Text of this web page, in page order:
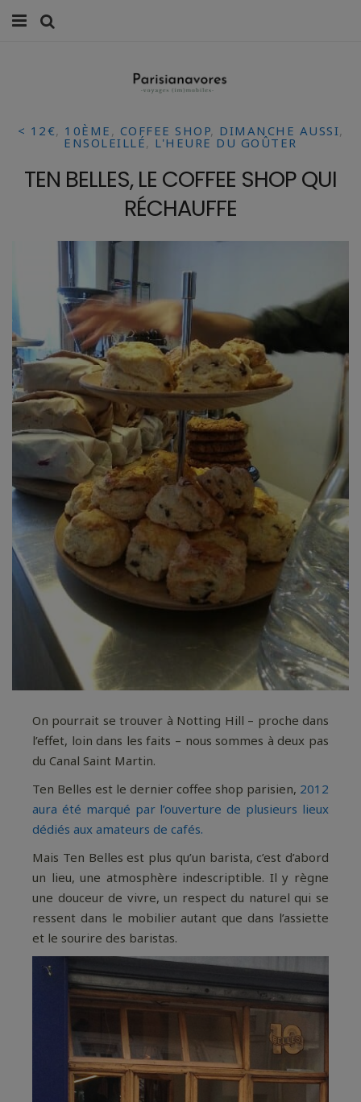
FAMILLE
VOYAGES
WEEK-ENDS
BALADES À PARIS
CULTURE
0 ITEMS - 0,00€
< 12€, 10ÈME , COFFEE SHOP, DIMANCHE AUSSI,
ENSOLEILLÉ, L'HEURE DU GOÛTER
TEN BELLES, LE COFFEE SHOP QUI
RÉCHAUFFE
On pourrait se trouver à Notting Hill – proche dans
l’effet, loin dans les faits – nous sommes à deux pas
du Canal Saint Martin.
Ten Belles est le dernier coffee shop parisien, 2012
aura été marqué par l’ouverture de plusieurs lieux
dédiés aux amateurs de cafés.
Mais Ten Belles est plus qu’un barista, c’est d’abord
un lieu, une atmosphère indescriptible. Il y règne
une douceur de vivre, un respect du naturel qui se
ressent dans le mobilier autant que dans l’assiette
et le sourire des baristas.